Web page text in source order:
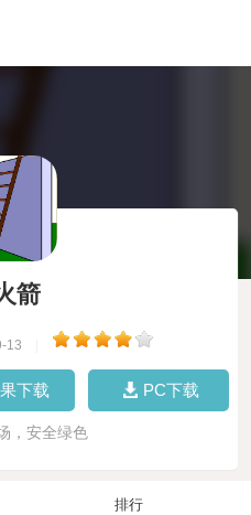
箭
13
下载 PC下载
，安全绿色
排行